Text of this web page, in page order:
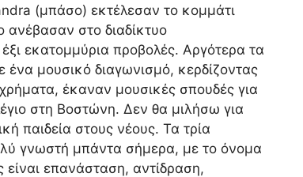
(μπάσο) εκτέλεσαν το κομμάτι
ανέβασαν στο διαδίκτυο
εκατομμύρια προβολές. Αργότερα τα
ένα μουσικό διαγωνισμό, κερδίζοντας
έκαναν μουσικές σπουδές για
στη Βοστώνη. Δεν θα μιλήσω για
παιδεία στους νέους. Τα τρία
γνωστή μπάντα σήμερα, με το όνομα
επανάσταση, αντίδραση,